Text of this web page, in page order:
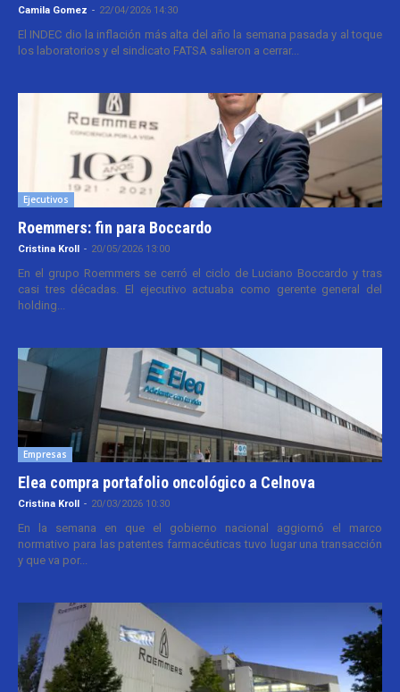
Camila Gomez - 22/04/2026 14:30
El INDEC dio la inflación más alta del año la semana pasada y al toque
los laboratorios y el sindicato FATSA salieron a cerrar...
Ejecutivos
Roemmers: fin para Boccardo
Cristina Kroll - 20/05/2026 13:00
En el grupo Roemmers se cerró el ciclo de Luciano Boccardo y tras
casi tres décadas. El ejecutivo actuaba como gerente general del
holding...
Empresas
Elea compra portafolio oncológico a Celnova
Cristina Kroll - 20/03/2026 10:30
En la semana en que el gobierno nacional aggiornó el marco
normativo para las patentes farmacéuticas tuvo lugar una transacción
y que va por...